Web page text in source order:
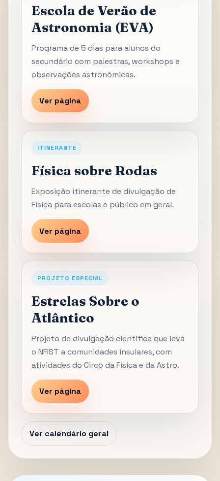
Escola de Verão de
Astronomia (EVA)
Programa de 5 dias para alunos do
secundário com palestras, workshops e
observações astronómicas.
Ver página
ITINERANTE
Física sobre Rodas
Exposição itinerante de divulgação de
Física para escolas e público em geral.
Ver página
PROJETO ESPECIAL
Estrelas Sobre o
Atlântico
Projeto de divulgação científica que leva
o NFIST a comunidades insulares, com
atividades do Circo da Física e da Astro.
Ver página
Ver calendário geral